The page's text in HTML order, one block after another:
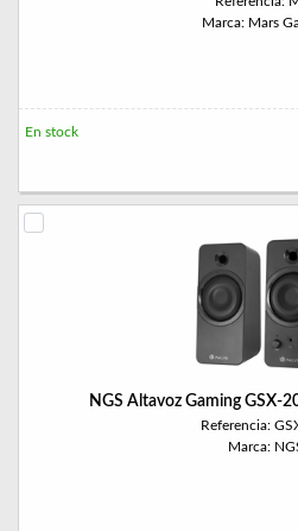
Marca: Mars
En stock
NGS Altavoz Gaming GSX-
Referencia:
Marca: